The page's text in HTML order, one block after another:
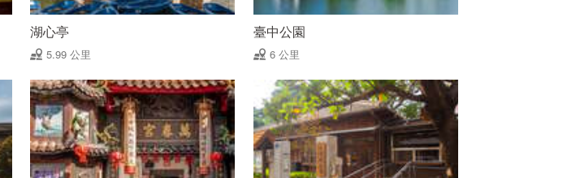
湖心亭
5.99 公里
臺中公園
6 公里